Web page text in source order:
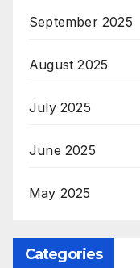
September 2025
August 2025
July 2025
June 2025
May 2025
Categories